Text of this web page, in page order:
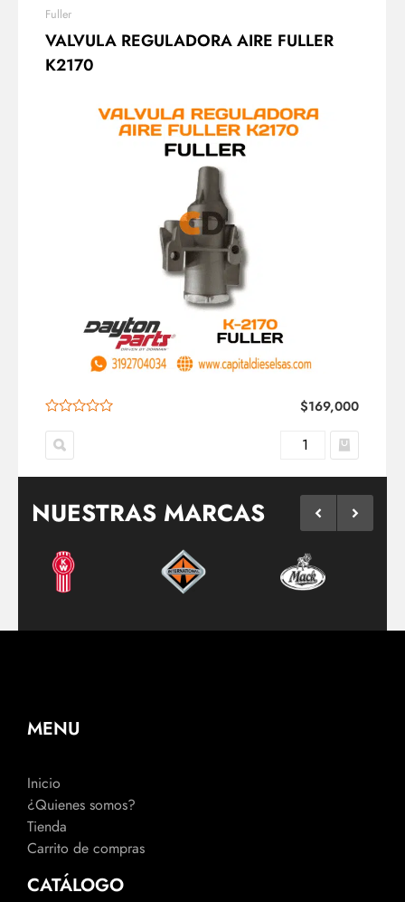
Fuller
VALVULA REGULADORA AIRE FULLER
K2170
$169,000
NUESTRAS MARCAS
MENU
Inicio
¿Quienes somos?
Tienda
Carrito de compras
CATÁLOGO